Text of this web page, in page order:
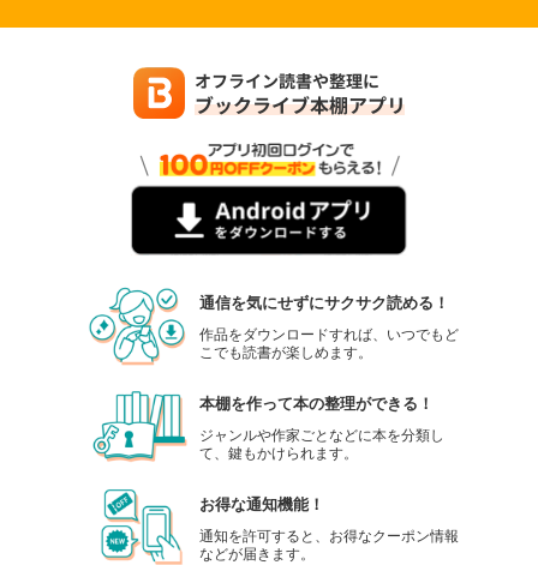
74
【分冊版】竜馬がゆく(49)
円 (税込)
あらすじを表示する
【分冊版】竜馬がゆく(50)
【分冊版】竜馬がゆく(51)
74円 (税込)
通信を気にせずにサクサク読める！
作品をダウンロードすれば、いつでもど
こでも読書が楽しめます。
本棚を作って本の整理ができる！
ジャンルや作家ごとなどに本を分類し
て、鍵もかけられます。
お得な通知機能！
通知を許可すると、お得なクーポン情報
などが届きます。